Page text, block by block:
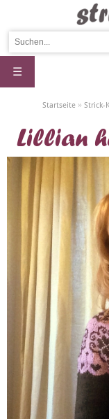
☰
Startseite» Strick-
Lillian